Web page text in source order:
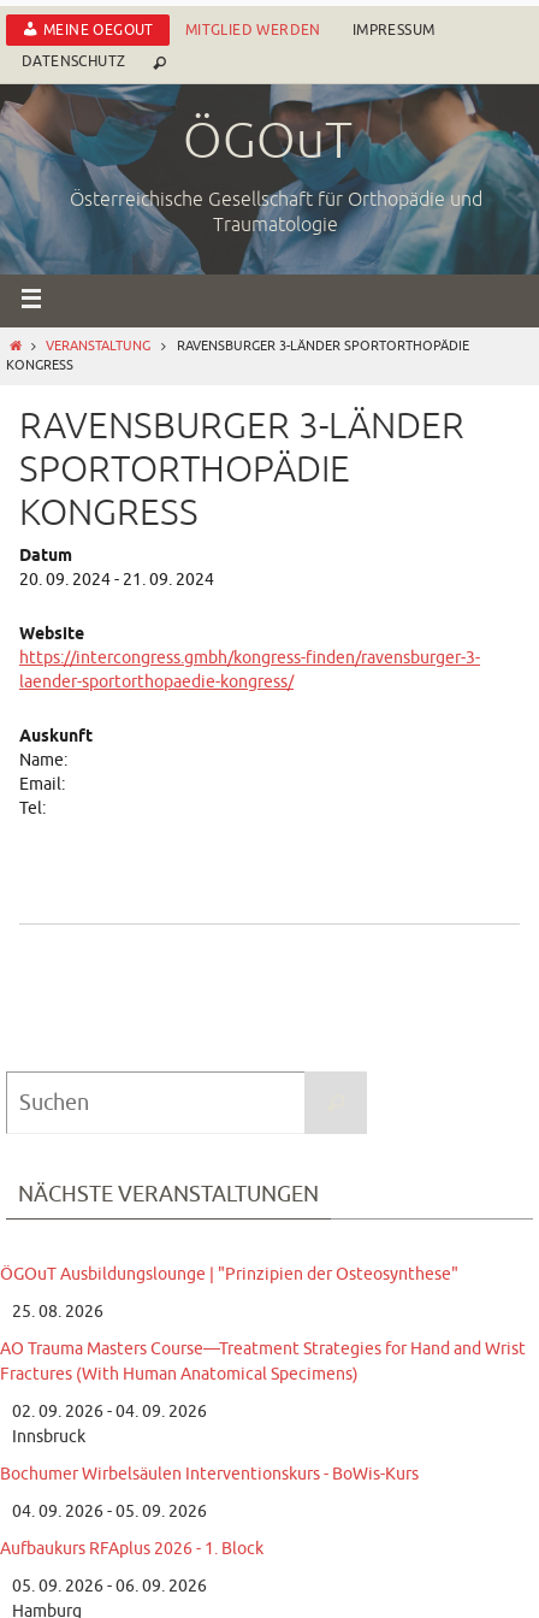
Zum
Inhalt
springen
MEINE OEGOUT MITGLIED WERDEN
IMPRESSUM
DATENSCHUTZ
ÖGOuT
Österreichische Gesellschaft für Orthopädie und
Traumatologie
STARTVERANSTALTUNG
RAVENSBURGER 3-LÄNDER SPORTORTHOPÄDIE
KONGRESS
RAVENSBURGER 3-LÄNDER
SPORTORTHOPÄDIE
KONGRESS
Datum
20. 09. 2024 - 21. 09. 2024
Website
https://intercongress.gmbh/kongress-finden/ravensburger-3-
laender-sportorthopaedie-kongress/
Auskunft
Name:
Email:
Tel:
NÄCHSTE VERANSTALTUNGEN
ÖGOuT Ausbildungslounge | "Prinzipien der Osteosynthese"
25. 08. 2026
AO Trauma Masters Course—Treatment Strategies for Hand and Wrist
Fractures (With Human Anatomical Specimens)
02. 09. 2026 - 04. 09. 2026
Innsbruck
Bochumer Wirbelsäulen Interventionskurs - BoWis-Kurs
04. 09. 2026 - 05. 09. 2026
Aufbaukurs RFAplus 2026 - 1. Block
05. 09. 2026 - 06. 09. 2026
Hamburg